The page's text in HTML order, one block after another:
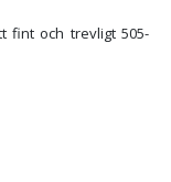
fint och trevligt 505-